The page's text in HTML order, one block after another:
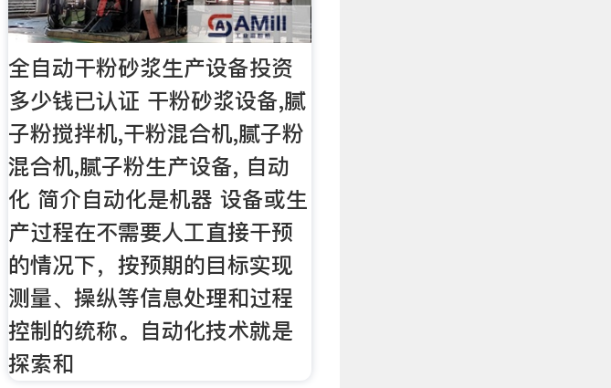
全自动干粉砂浆生产设备投资
多少钱已认证 干粉砂浆设备,腻
子粉搅拌机,干粉混合机,腻子粉
混合机,腻子粉生产设备, 自动
化 简介自动化是机器 设备或生
产过程在不需要人工直接干预
的情况下，按预期的目标实现
测量、操纵等信息处理和过程
控制的统称。自动化技术就是
探索和